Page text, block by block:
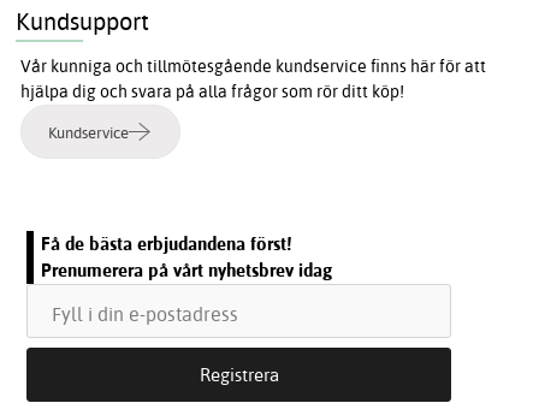
Kundsupport
Vår kunniga och tillmötesgående kundservice finns här för att
hjälpa dig och svara på alla frågor som rör ditt köp!
Kundservice
Få de bästa erbjudandena först!
Prenumerera på vårt nyhetsbrev idag